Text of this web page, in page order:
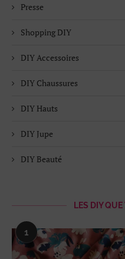
Presse
Shopping DIY
DIY Accessoires
DIY Chaussures
DIY Hauts
DIY Jupe
DIY Beauté
LES DIY
1